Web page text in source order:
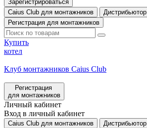
Зарегистрироваться
Caius Club для монтажников
Дистрибьютор
Регистрация для монтажников
Купить
котел
Клуб монтажников Caius Club
Регистрация
для монтажников
Личный кабинет
Вход в личный кабинет
Caius Club для монтажников Дистрибьютор